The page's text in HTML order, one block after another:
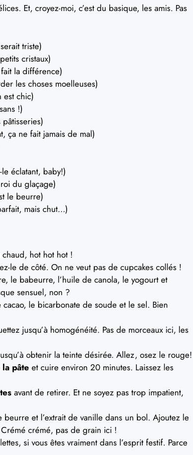
Et, croyez-moi, c’est du basique, les amis. Pas
triste)
cristaux)
la différence)
les choses moelleuses)
est chic)
!)
ça ne fait jamais de mal)
éclatant, baby!)
du glaçage)
le beurre)
mais chut…)
hot hot hot !
le de côté. On ne veut pas de cupcakes collés !
le babeurre, l’huile de canola, le yogourt et
sensuel, non ?
le bicarbonate de soude et le sel. Bien
jusqu’à homogénéité. Pas de morceaux ici, les
obtenir la teinte désirée. Allez, osez le rouge!
pâte et cuire environ 20 minutes. Laissez les
avant de retirer. Et ne soyez pas trop impatient,
et l’extrait de vanille dans un bol. Ajoutez le
crémé, pas de grain ici !
si vous êtes vraiment dans l’esprit festif. Parce